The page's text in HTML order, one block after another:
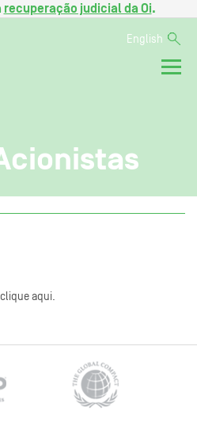
recuperação judicial da Oi.
English
aqui.